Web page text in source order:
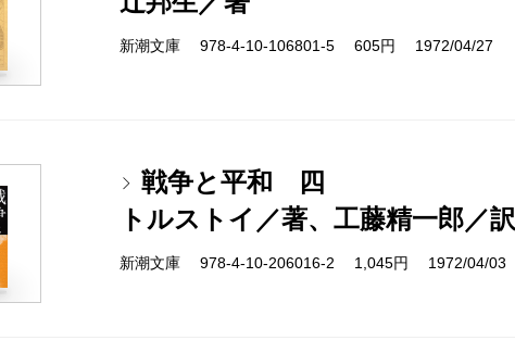
新潮文庫 978-4-10-106801-5 605円 1972/04/27
戦争と平和 四
トルストイ／著、工藤精一郎／訳
新潮文庫 978-4-10-206016-2 1,045円 1972/04/03